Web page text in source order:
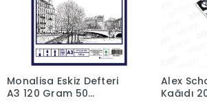
Sepete Ekle
Monalisa Eskiz Defteri
A3 120 Gram 50
Alex
Kağıdı